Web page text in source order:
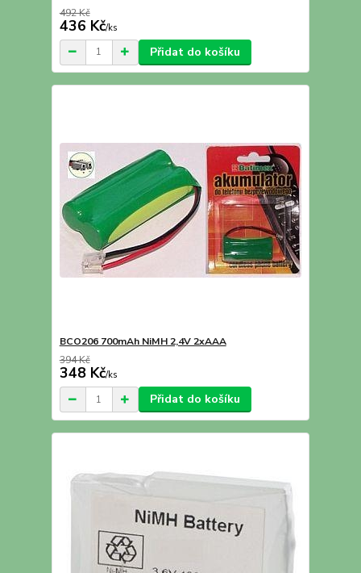
492 Kč
436 Kč/ks
Přidat do košíku
BCO206 700mAh NiMH 2,4V 2xAAA
394 Kč
348 Kč/ks
Přidat do košíku